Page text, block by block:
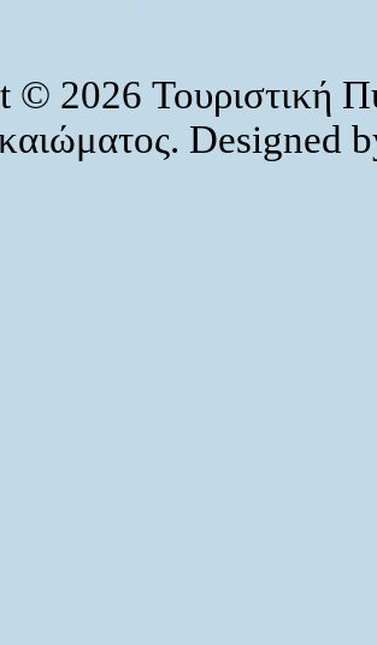
© 2026 Τουριστική
Designed